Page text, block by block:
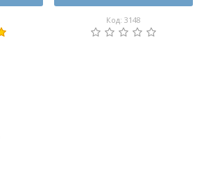
Код: 3148